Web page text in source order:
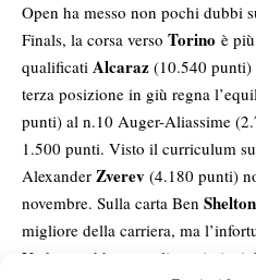
Open ha messo non pochi dubbi
Finals, la corsa verso Torino è
qualificati Alcaraz (10.540 punti)
terza posizione in giù regna
punti) al n.10 Auger-Aliassime
1.500 punti. Visto il curriculum
Alexander Zverev (4.180 punti)
novembre. Sulla carta Ben Shelton
migliore della carriera, ma
York potrebbe complicare i piani